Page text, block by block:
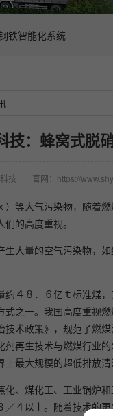
钢铁智能化系统
技：蜂窝式脱
技 官网：https://
等大气污染物，随着
的高度重视。
生大量的空气污染物，
约４８．６亿ｔ标准煤
之一。我国高度重视
技术政策》，规范了燃
剂再生技术与燃煤行
最大规模的超低排放清
、煤化工、工业锅炉
４以上。随着技术的